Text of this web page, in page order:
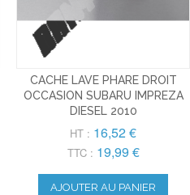
CACHE LAVE PHARE DROIT
OCCASION SUBARU IMPREZA
DIESEL 2010
HT : 16,52 €
TTC : 19,99 €
AJOUTER AU PANIER